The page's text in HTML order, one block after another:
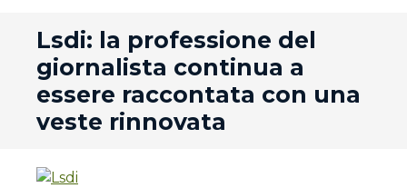
Lsdi: la professione del
giornalista continua a
essere raccontata con una
veste rinnovata